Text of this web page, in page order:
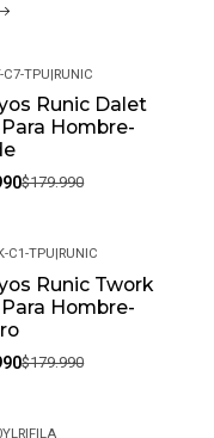
C7-TPU|RUNIC
Runic Dalet
Hombre-
$179.990
C1-TPU RUNIC
Runic Twork
Hombre-
$179.990
FILA